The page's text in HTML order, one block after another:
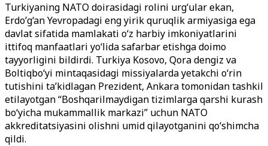
Turkiyaning NATO doirasidagi rolini urg‘ular ekan,
Erdo’g‘an Yevropadagi eng yirik quruqlik armiyasiga ega
davlat sifatida mamlakati o‘z harbiy imkoniyatlarini
ittifoq manfaatlari yo‘lida safarbar etishga doimo
tayyorligini bildirdi. Turkiya Kosovo, Qora dengiz va
Boltiqbo‘yi mintaqasidagi missiyalarda yetakchi o‘rin
tutishini ta’kidlagan Prezident, Ankara tomonidan tashkil
etilayotgan “Boshqarilmaydigan tizimlarga qarshi kurash
bo‘yicha mukammallik markazi” uchun NATO
akkreditatsiyasini olishni umid qilayotganini qo‘shimcha
qildi.